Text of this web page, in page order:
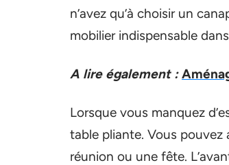
n’avez qu’à choisir un
mobilier indispensable
A lire également :
Lorsque vous manquez
table pliante. Vous pouvez
réunion ou une fête.